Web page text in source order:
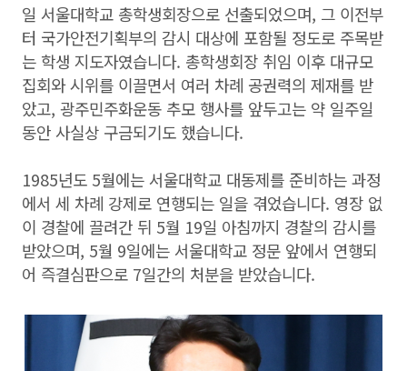
일 서울대학교 총학생회장으로 선출되었으며, 그 이전부
터 국가안전기획부의 감시 대상에 포함될 정도로 주목받
는 학생 지도자였습니다. 총학생회장 취임 이후 대규모
집회와 시위를 이끌면서 여러 차례 공권력의 제재를 받
았고, 광주민주화운동 추모 행사를 앞두고는 약 일주일
동안 사실상 구금되기도 했습니다.
1985년도 5월에는 서울대학교 대동제를 준비하는 과정
에서 세 차례 강제로 연행되는 일을 겪었습니다. 영장 없
이 경찰에 끌려간 뒤 5월 19일 아침까지 경찰의 감시를
받았으며, 5월 9일에는 서울대학교 정문 앞에서 연행되
어 즉결심판으로 7일간의 처분을 받았습니다.